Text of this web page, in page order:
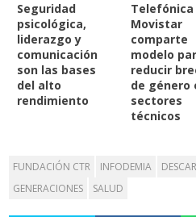
Seguridad
psicológica,
liderazgo y
comunicación
son las bases
del alto
rendimiento
Telefónica
Movistar
comparte
modelo
reducir
de género
sectores
técnicos
FUNDACIÓN CTR INFODEMIA
GENERACIONES
SALUD